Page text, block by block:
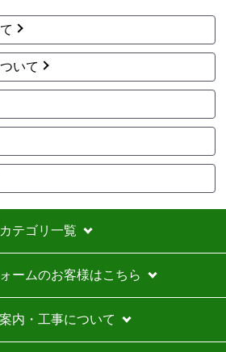
ん
17:11
に注文できましたか？
対応は適切でしたか？
が届きましたか？
なものでしたか？
用したいですか？
絡、工事日の指定、決定、商品の
いて
カテゴリ一覧
ームのお客様はこちら
内・工事について